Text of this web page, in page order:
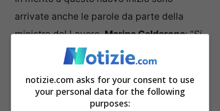
arrivate anche le parole da parte della
ministra del Lavoro,Marina Calderone: “Si
tratta di un passaggio importante, un
misura di inclusione attiva che guarda al
sostegno concreto delle persone più fragili
notizie.com asks for your consent to use
your personal data for the following
purposes: